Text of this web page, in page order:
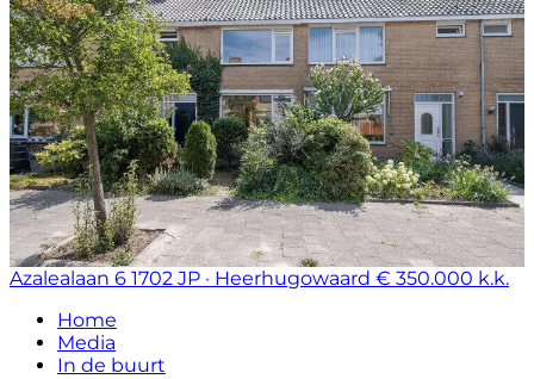
Azalealaan 6 1702 JP · Heerhugowaard € 350.000 k.k.
Home
Media
In de buurt